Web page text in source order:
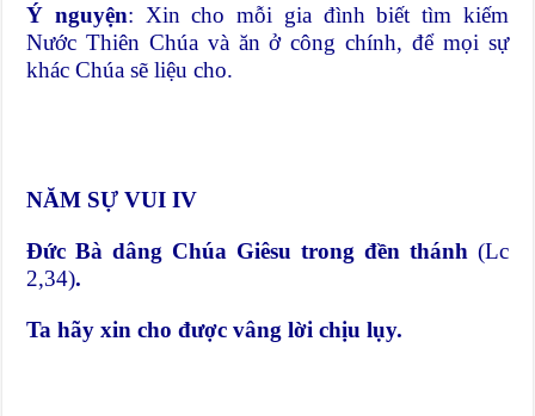
Ý nguyện: Xin cho mỗi gia đình biết tìm kiếm
Nước Thiên Chúa và ăn ở công chính, để mọi sự
khác Chúa sẽ liệu cho.
NĂM SỰ VUI IV
Đức Bà dâng Chúa Giêsu trong đền thánh (Lc
2,34).
Ta hãy xin cho được vâng lời chịu lụy.